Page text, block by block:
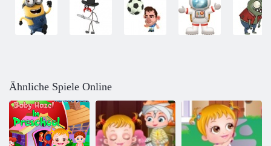
Ähnliche Spiele Online